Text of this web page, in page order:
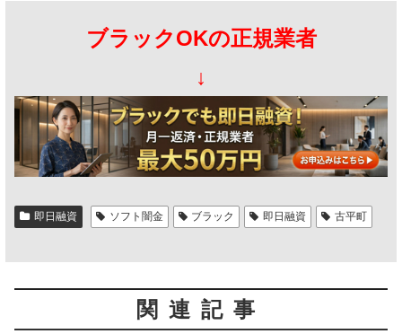
ブラックOKの正規業者
↓
即日融資 ソフト闇金 ブラック 即日融資 古平町
関連記事